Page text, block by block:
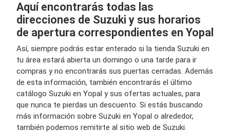
Aquí encontrarás todas las
direcciones de Suzuki y sus horarios
de apertura correspondientes en Yopal
Así, siempre podrás estar enterado si la tienda Suzuki en
tu área estará abierta un domingo o una tarde para ir
compras y no encontrarás sus puertas cerradas. Además
de esta información, también encontrarás el último
catálogo Suzuki en Yopal y sus ofertas actuales, para
que nunca te pierdas un descuento. Si estás buscando
más información sobre Suzuki en Yopal o alrededor,
también podemos remitirte al sitio web de Suzuki.